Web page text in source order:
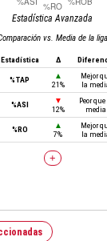
Estadística Avanzada
vs. Media de la liga
Estadística Δ
%TAP
▲
21%
Mejor
la
%ASI
▼
12%
Peor
media
%RO
▲
7%
Mejor
la
+